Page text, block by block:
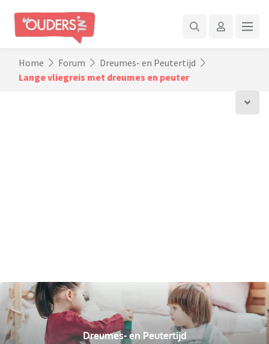
Home Forum
Dreumes- en Peutertijd
Lange vliegreis met dreumes en peuter
Dreumes- en Peutertijd